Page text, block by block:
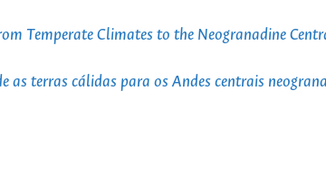
Temperate Climates to the Neogranadine
terras cálidas para os Andes centrais